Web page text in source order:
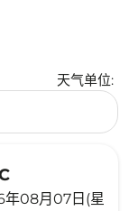
天气单位:
年08月07日(星